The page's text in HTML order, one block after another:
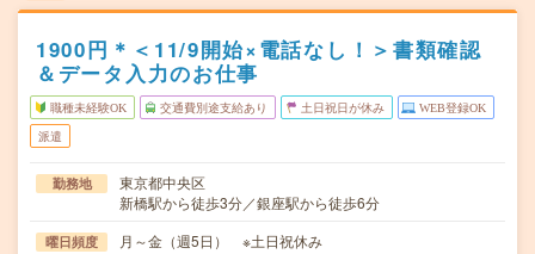
1900円＊＜11/9開始×電話なし！＞書類確認
＆データ入力のお仕事
職種未経験OK 交通費別途支給あり 土日祝日が休み WEB登録OK
派遣
勤務地
東京都中央区
新橋駅から徒歩3分／銀座駅から徒歩6分
曜日頻度 月～金（週5日） ※土日祝休み